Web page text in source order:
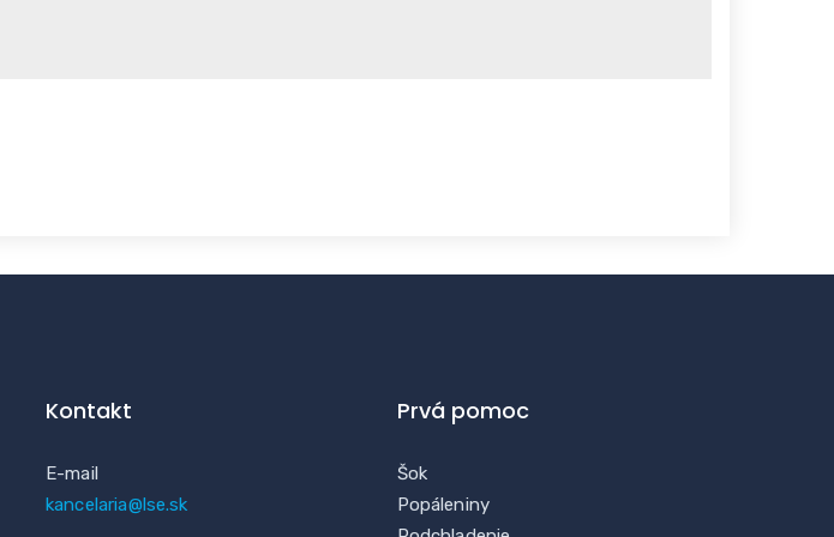
Kontakt
E-mail
kancelaria@lse.sk
Prvá pomoc
Šok
Popáleniny